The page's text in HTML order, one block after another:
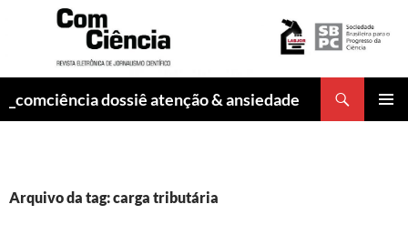
_comciência dossiê atenção & ansiedade
Arquivo da tag: carga tributária